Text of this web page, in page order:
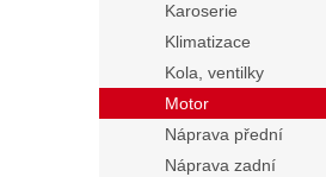
Karoserie
Klimatizace
Kola, ventilky
Motor
Náprava přední
Náprava zadní